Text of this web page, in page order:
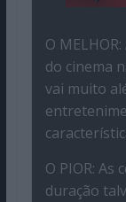
O
do cinema
vai muito
O PIOR: As
duração